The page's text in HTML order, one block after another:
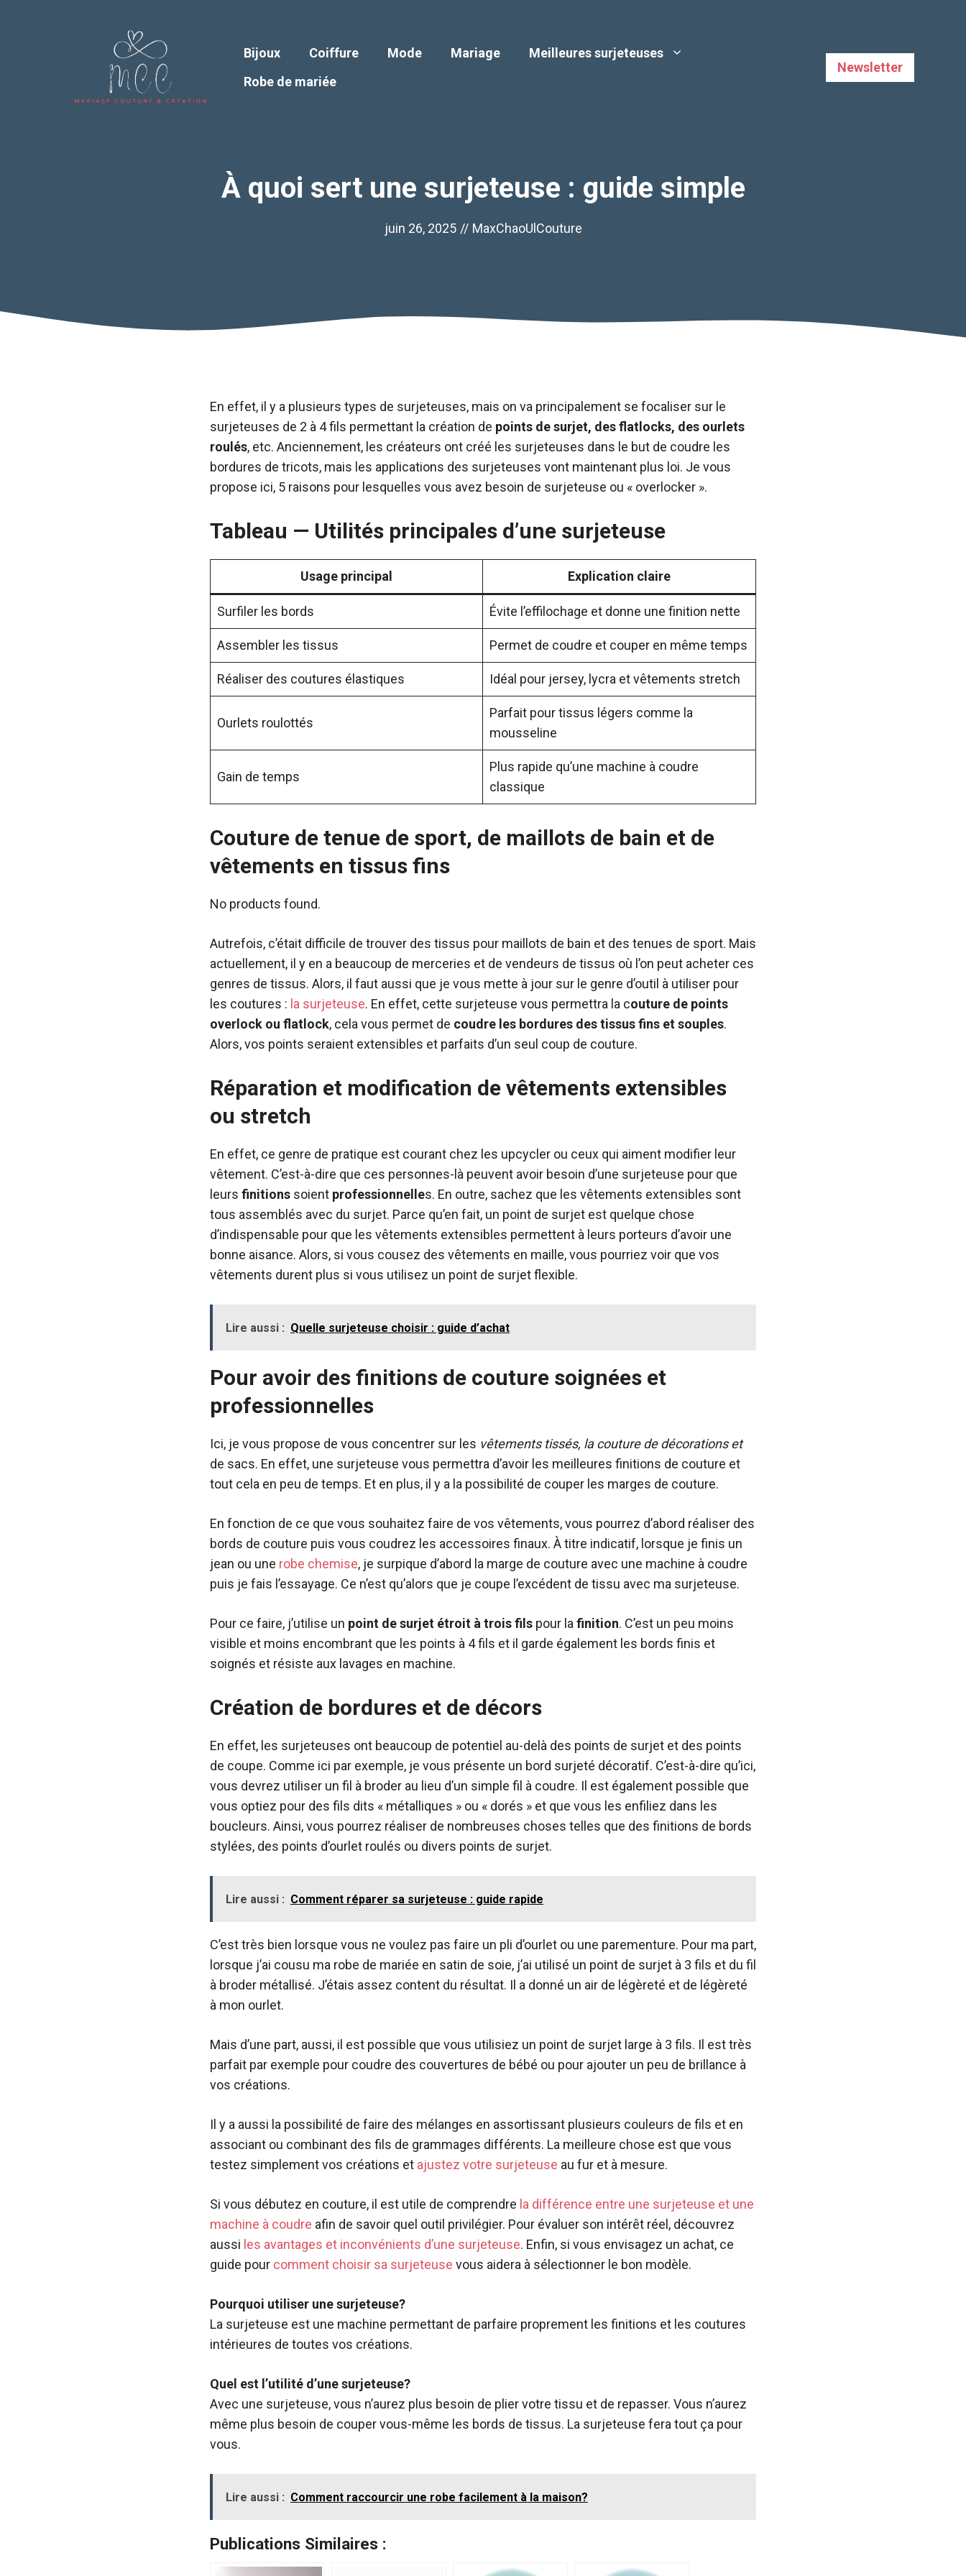
Bijoux Coiffure Mode Mariage
Meilleures surjeteuses
Robe de mariée
Newsletter
À quoi sert une surjeteuse : guide simple
juin 26, 2025 // MaxChaoUlCouture
En effet, il y a plusieurs types de surjeteuses, mais on va principalement se focaliser sur le
surjeteuses de 2 à 4 fils permettant la création de points de surjet, des flatlocks, des ourlets
roulés, etc. Anciennement, les créateurs ont créé les surjeteuses dans le but de coudre les
bordures de tricots, mais les applications des surjeteuses vont maintenant plus loi. Je vous
propose ici, 5 raisons pour lesquelles vous avez besoin de surjeteuse ou « overlocker ».
Tableau — Utilités principales d’une surjeteuse
Usage principal Explication claire
Surfiler les bords Évite l’effilochage et donne une finition nette
Assembler les tissus Permet de coudre et couper en même temps
Réaliser des coutures élastiques Idéal pour jersey, lycra et vêtements stretch
Ourlets roulottés
Parfait pour tissus légers comme la
mousseline
Gain de temps
Plus rapide qu’une machine à coudre
classique
Couture de tenue de sport, de maillots de bain et de
vêtements en tissus fins
No products found.
Autrefois, c’était difficile de trouver des tissus pour maillots de bain et des tenues de sport. Mais
actuellement, il y en a beaucoup de merceries et de vendeurs de tissus où l’on peut acheter ces
genres de tissus. Alors, il faut aussi que je vous mette à jour sur le genre d’outil à utiliser pour
les coutures : la surjeteuse. En effet, cette surjeteuse vous permettra la couture de points
overlock ou flatlock, cela vous permet de coudre les bordures des tissus fins et souples.
Alors, vos points seraient extensibles et parfaits d’un seul coup de couture.
Réparation et modification de vêtements extensibles
ou stretch
En effet, ce genre de pratique est courant chez les upcycler ou ceux qui aiment modifier leur
vêtement. C’est-à-dire que ces personnes-là peuvent avoir besoin d’une surjeteuse pour que
leurs finitions soient professionnelles. En outre, sachez que les vêtements extensibles sont
tous assemblés avec du surjet. Parce qu’en fait, un point de surjet est quelque chose
d’indispensable pour que les vêtements extensibles permettent à leurs porteurs d’avoir une
bonne aisance. Alors, si vous cousez des vêtements en maille, vous pourriez voir que vos
vêtements durent plus si vous utilisez un point de surjet flexible.
Lire aussi : Quelle surjeteuse choisir : guide d’achat
Pour avoir des finitions de couture soignées et
professionnelles
Ici, je vous propose de vous concentrer sur les vêtements tissés, la couture de décorations et
de sacs. En effet, une surjeteuse vous permettra d’avoir les meilleures finitions de couture et
tout cela en peu de temps. Et en plus, il y a la possibilité de couper les marges de couture.
En fonction de ce que vous souhaitez faire de vos vêtements, vous pourrez d’abord réaliser des
bords de couture puis vous coudrez les accessoires finaux. À titre indicatif, lorsque je finis un
jean ou une robe chemise, je surpique d’abord la marge de couture avec une machine à coudre
puis je fais l’essayage. Ce n’est qu’alors que je coupe l’excédent de tissu avec ma surjeteuse.
Pour ce faire, j’utilise un point de surjet étroit à trois fils pour la finition. C’est un peu moins
visible et moins encombrant que les points à 4 fils et il garde également les bords finis et
soignés et résiste aux lavages en machine.
Création de bordures et de décors
En effet, les surjeteuses ont beaucoup de potentiel au-delà des points de surjet et des points
de coupe. Comme ici par exemple, je vous présente un bord surjeté décoratif. C’est-à-dire qu’ici,
vous devrez utiliser un fil à broder au lieu d’un simple fil à coudre. Il est également possible que
vous optiez pour des fils dits « métalliques » ou « dorés » et que vous les enfiliez dans les
boucleurs. Ainsi, vous pourrez réaliser de nombreuses choses telles que des finitions de bords
stylées, des points d’ourlet roulés ou divers points de surjet.
Lire aussi : Comment réparer sa surjeteuse : guide rapide
C’est très bien lorsque vous ne voulez pas faire un pli d’ourlet ou une parementure. Pour ma part,
lorsque j’ai cousu ma robe de mariée en satin de soie, j’ai utilisé un point de surjet à 3 fils et du fil
à broder métallisé. J’étais assez content du résultat. Il a donné un air de légèreté et de légèreté
à mon ourlet.
Mais d’une part, aussi, il est possible que vous utilisiez un point de surjet large à 3 fils. Il est très
parfait par exemple pour coudre des couvertures de bébé ou pour ajouter un peu de brillance à
vos créations.
Il y a aussi la possibilité de faire des mélanges en assortissant plusieurs couleurs de fils et en
associant ou combinant des fils de grammages différents. La meilleure chose est que vous
testez simplement vos créations et ajustez votre surjeteuse au fur et à mesure.
Si vous débutez en couture, il est utile de comprendre la différence entre une surjeteuse et une
machine à coudre afin de savoir quel outil privilégier. Pour évaluer son intérêt réel, découvrez
aussi les avantages et inconvénients d’une surjeteuse. Enfin, si vous envisagez un achat, ce
guide pour comment choisir sa surjeteuse vous aidera à sélectionner le bon modèle.
Pourquoi utiliser une surjeteuse?
La surjeteuse est une machine permettant de parfaire proprement les finitions et les coutures
intérieures de toutes vos créations.
Quel est l’utilité d’une surjeteuse?
Avec une surjeteuse, vous n’aurez plus besoin de plier votre tissu et de repasser. Vous n’aurez
même plus besoin de couper vous-même les bords de tissus. La surjeteuse fera tout ça pour
vous.
Lire aussi : Comment raccourcir une robe facilement à la maison?
Publications Similaires :